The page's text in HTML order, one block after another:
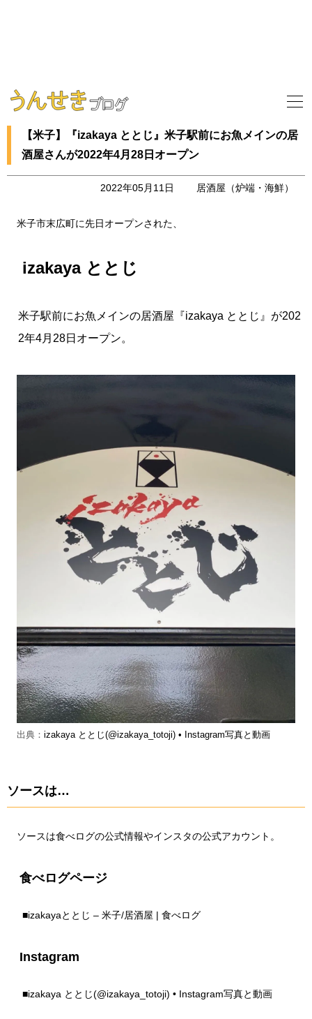
【米子】『izakaya ととじ』米子駅前にお魚メインの居
酒屋さんが2022年4月28日オープン
2022年05月11日 居酒屋（炉端・海鮮）
米子市末広町に先日オープンされた、
izakaya ととじ
米子駅前にお魚メインの居酒屋『izakaya ととじ』が202
2年4月28日オープン。
出典：izakaya ととじ(@izakaya_totoji) • Instagram写真と動画
ソースは…
ソースは食べログの公式情報やインスタの公式アカウント。
食べログページ
■izakayaととじ – 米子/居酒屋 | 食べログ
Instagram
■izakaya ととじ(@izakaya_totoji) • Instagram写真と動画